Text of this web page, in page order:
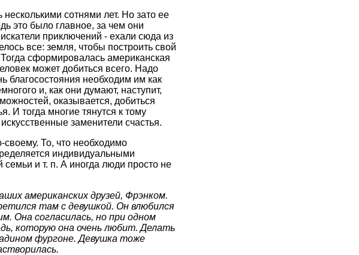
сотнями лет. Но зато ее
это было главное, за чем они
приключений - ехали сюда из
все: земля, чтобы построить свой
сформировалась американская
может добиться всего. Надо
благосостояния необходим им как
и, как они думают, наступит,
оказывается, добиться
И тогда многие тянутся к тому
заменители счастья.
своему. То, что необходимо
индивидуальными
и т. п. А иногда люди просто не
американских друзей, Фрэнком.
там с девушкой. Он влюбился
Она согласилась, но при одном
которую она очень любит. Делать
фургоне. Девушка тоже